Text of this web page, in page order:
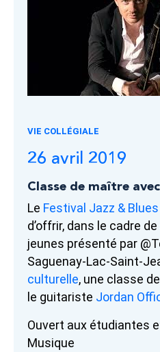
VIE COLLÉGIALE
26 avril 2019
Classe de maître
Le Festival Jazz &
d’offrir, dans le cadre
jeunes présenté par
Saguenay-Lac-Saint-
culturelle, une classe
le guitariste Jordan
Ouvert aux étudiantes
Musique